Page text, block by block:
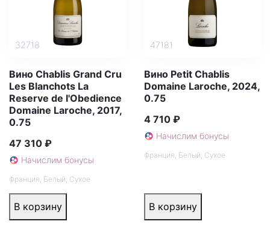
32718
Вино Chablis Grand Cru
Les Blanchots La
Reserve de l'Obedience
Domaine Laroche, 2017,
0.75
47 310 ₽
Начислим бонусы
Франция Белый Сухое
В корзину
47181
Вино Petit Chablis
Domaine Laroche, 2024,
0.75
4 710 ₽
Начислим бонусы
Франция Белый Сухое
В корзину